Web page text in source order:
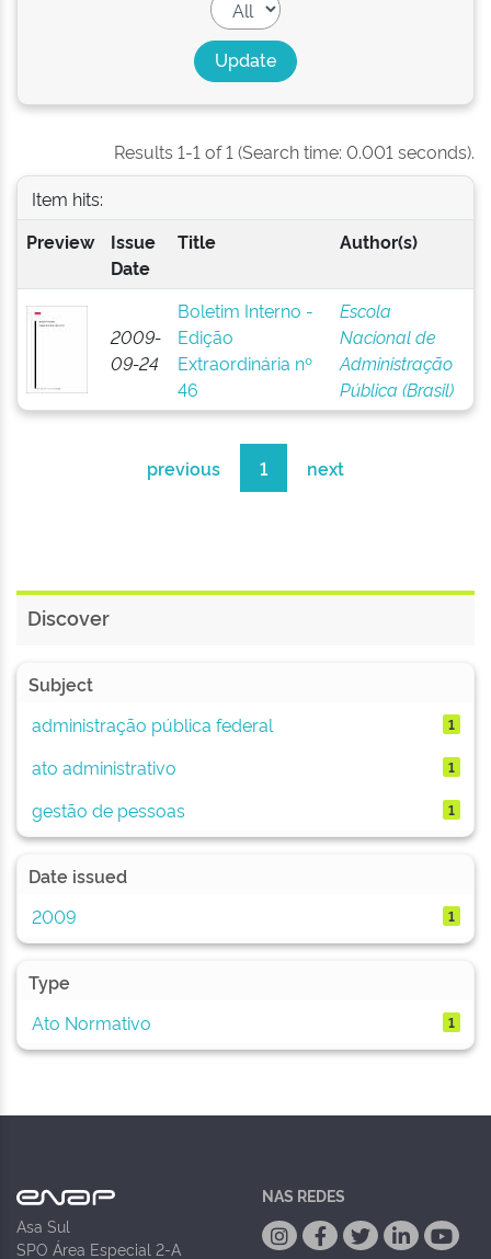
Results 1-1 of 1 (Search time: 0.001 seconds).
Item hits:
Preview
Issue
Date
Title Author(s)
2009-
09-24
Boletim Interno -
Edição
Extraordinária nº
46
Escola
Nacional de
Administração
Pública (Brasil)
previous 1 next
Discover
Subject
administração pública federal
1
ato administrativo 1
gestão de pessoas 1
Date issued
2009
1
Type
Ato Normativo
1
Asa Sul
SPO Área Especial 2-A
NAS REDES